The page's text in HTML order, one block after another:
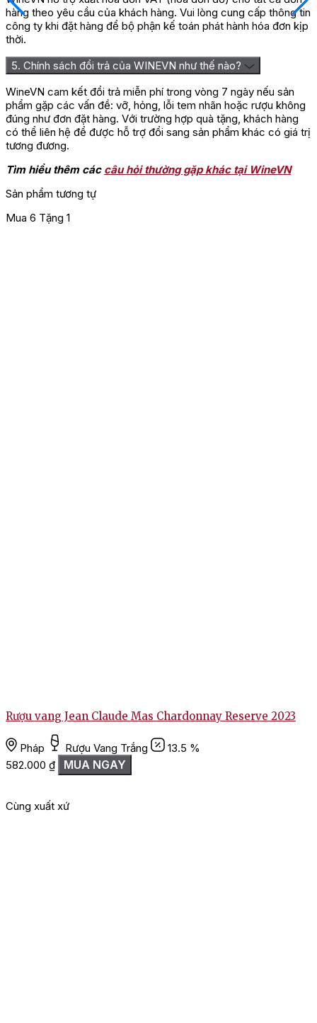
hàng theo yêu cầu của khách hàng. Vui lòng cung cấp thông tin
công ty khi đặt hàng để bộ phận kế toán phát hành hóa đơn kịp
thời.
5. Chính sách đổi trả của WINEVN như thế nào?
WineVN cam kết đổi trả miễn phí trong vòng 7 ngày nếu sản
phẩm gặp các vấn đề: vỡ, hỏng, lỗi tem nhãn hoặc rượu không
đúng như đơn đặt hàng. Với trường hợp quà tặng, khách hàng
có thể liên hệ để được hỗ trợ đổi sang sản phẩm khác có giá trị
tương đương.
Tìm hiểu thêm các câu hỏi thường gặp khác tại WineVN
Sản phẩm tương tự
Mua 6 Tặng 1
Rượu vang Jean Claude Mas Chardonnay Reserve 2023
Pháp Rượu Vang Trắng
13.5 %
582.000 ₫ MUA NGAY
Cùng xuất xứ